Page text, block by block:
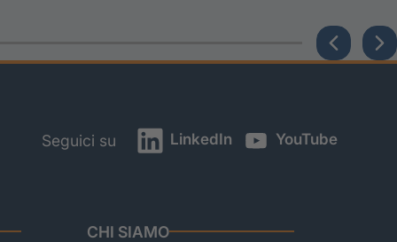
Seguici su LinkedIn YouTube
CHI SIAMO